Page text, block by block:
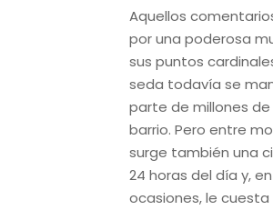
Aquellos
por una poderosa
sus puntos
seda todavía se
parte de millones
barrio. Pero entre
surge también una
24 horas del día y,
ocasiones, le